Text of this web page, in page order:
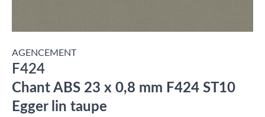
AGENCEMENT
F424
Chant ABS 23 x 0,8 mm F424 ST10
Egger lin taupe